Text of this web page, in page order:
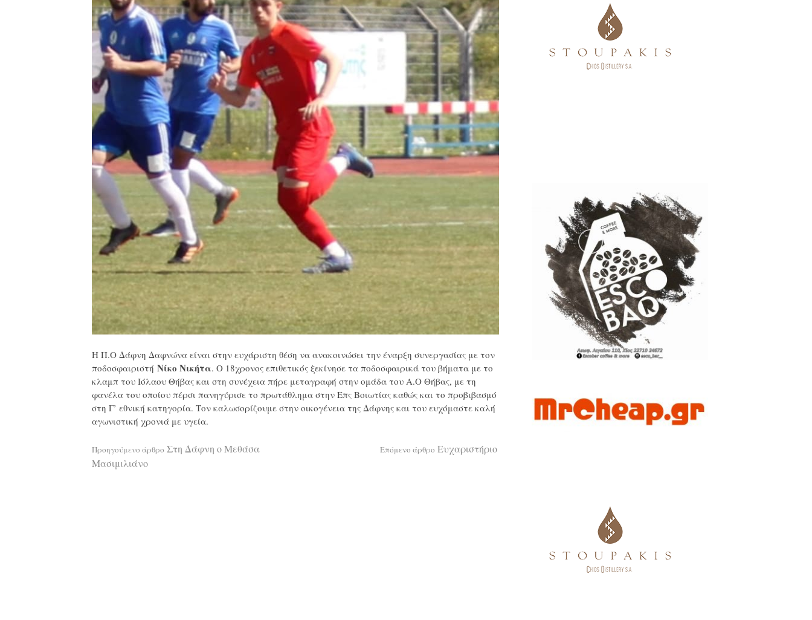
Η Π.Ο Δάφνη Δαφνώνα είναι στην ευχάριστη θέση να ανακοινώσει την έναρξη συνεργασίας με τον
ποδοσφαιριστή Νίκο Νικήτα. Ο 18χρονος επιθετικός ξεκίνησε τα ποδοσφαιρικά του βήματα με το
κλαμπ του Ιόλαου Θήβας και στη συνέχεια πήρε μεταγραφή στην ομάδα του Α.Ο Θήβας, με τη
φανέλα του οποίου πέρσι πανηγύρισε το πρωτάθλημα στην Επς Βοιωτίας καθώς και το προβιβασμό
στη Γ’ εθνική κατηγορία. Τον καλωσορίζουμε στην οικογένεια της Δάφνης και του ευχόμαστε καλή
αγωνιστική χρονιά με υγεία.
Διαβάστε
Προηγούμενο άρθρο Στη Δάφνη ο Μεθάσα
Μασιμιλιάνο
Επόμενο άρθρο Ευχαριστήριο